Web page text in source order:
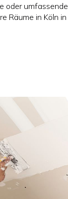
oder umfassende
Räume in Köln in